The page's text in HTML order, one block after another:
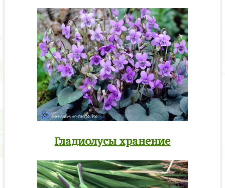
Гладиолусы хранение